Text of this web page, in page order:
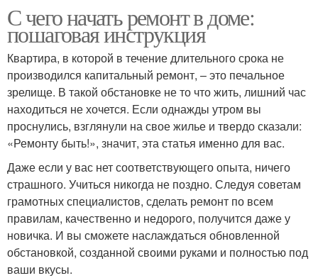
С чего начать ремонт в доме:
пошаговая инструкция
Квартира, в которой в течение длительного срока не
производился капитальный ремонт, – это печальное
зрелище. В такой обстановке не то что жить, лишний час
находиться не хочется. Если однажды утром вы
проснулись, взглянули на свое жилье и твердо сказали:
«Ремонту быть!», значит, эта статья именно для вас.
Даже если у вас нет соответствующего опыта, ничего
страшного. Учиться никогда не поздно. Следуя советам
грамотных специалистов, сделать ремонт по всем
правилам, качественно и недорого, получится даже у
новичка. И вы сможете наслаждаться обновленной
обстановкой, созданной своими руками и полностью под
ваши вкусы.